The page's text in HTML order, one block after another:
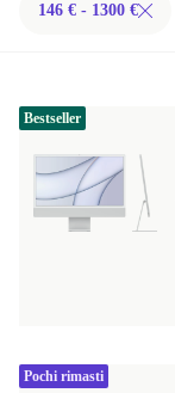
146 € - 1300 €
Bestseller
Pochi rimasti